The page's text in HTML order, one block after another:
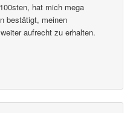
hat mich mega
bestätigt, meinen
aufrecht zu erhalten.